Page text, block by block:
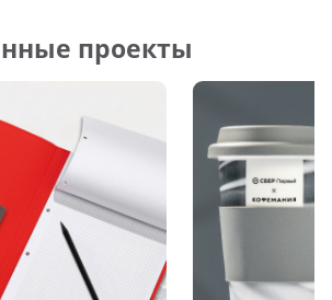
проекты